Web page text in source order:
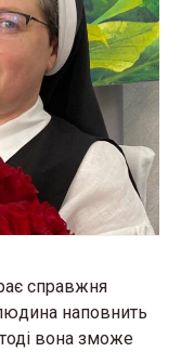
справжня
наповнить
вона зможе